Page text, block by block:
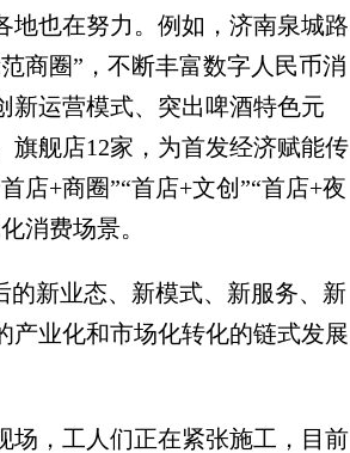
也在努力。例如，济南泉城路
商圈”，不断丰富数字人民币消
新运营模式、突出啤酒特色元
旗舰店12家，为首发经济赋能传
店+商圈”“首店+文创”“首店+夜
消费场景。
新业态、新模式、新服务、新
产业化和市场化转化的链式发展
，工人们正在紧张施工，目前